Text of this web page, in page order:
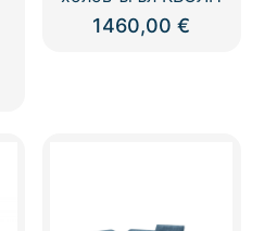
1460,00€